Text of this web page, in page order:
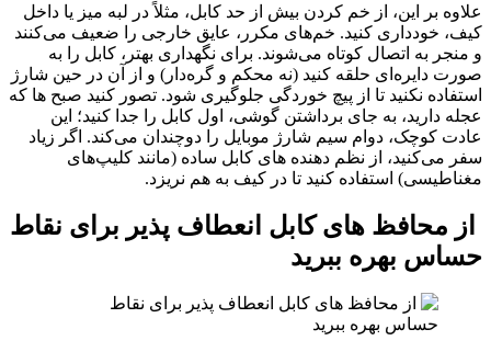
علاوه بر این، از خم کردن بیش از حد کابل، مثلاً در لبه میز یا داخل
کیف، خودداری کنید. خم‌های مکرر، عایق خارجی را ضعیف می‌کنند
و منجر به اتصال کوتاه می‌شوند. برای نگهداری بهتر، کابل را به
صورت دایره‌ای حلقه کنید (نه محکم و گره‌دار) و از آن در حین شارژ
استفاده نکنید تا از پیچ‌ خوردگی جلوگیری شود. تصور کنید صبح‌ ها که
عجله دارید، به جای برداشتن گوشی، اول کابل را جدا کنید؛ این
عادت کوچک، دوام سیم شارژ موبایل را دوچندان می‌کند. اگر زیاد
سفر می‌کنید، از نظم‌ دهنده‌ های کابل ساده (مانند کلیپ‌های
مغناطیسی) استفاده کنید تا در کیف به هم نریزد.
از محافظ‌ های کابل انعطاف‌ پذیر برای نقاط
حساس بهره ببرید